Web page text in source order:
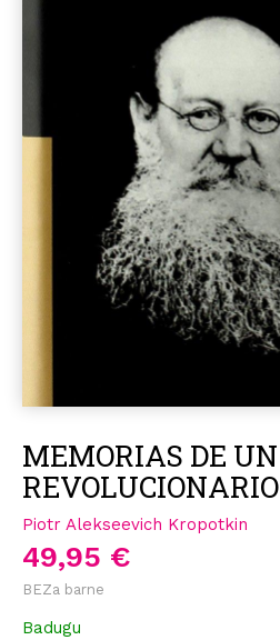
MEMORIAS DE UN
REVOLUCIONARIO
Piotr Alekseevich Kropotkin
49,95 €
BEZa barne
Badugu